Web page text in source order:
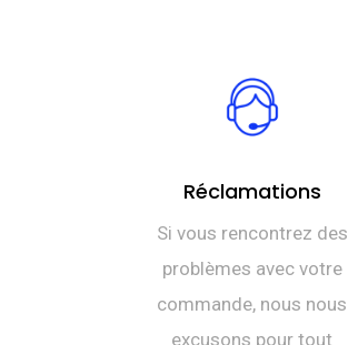
Réclamations
Si vous rencontrez des
problèmes avec votre
commande, nous nous
excusons pour tout